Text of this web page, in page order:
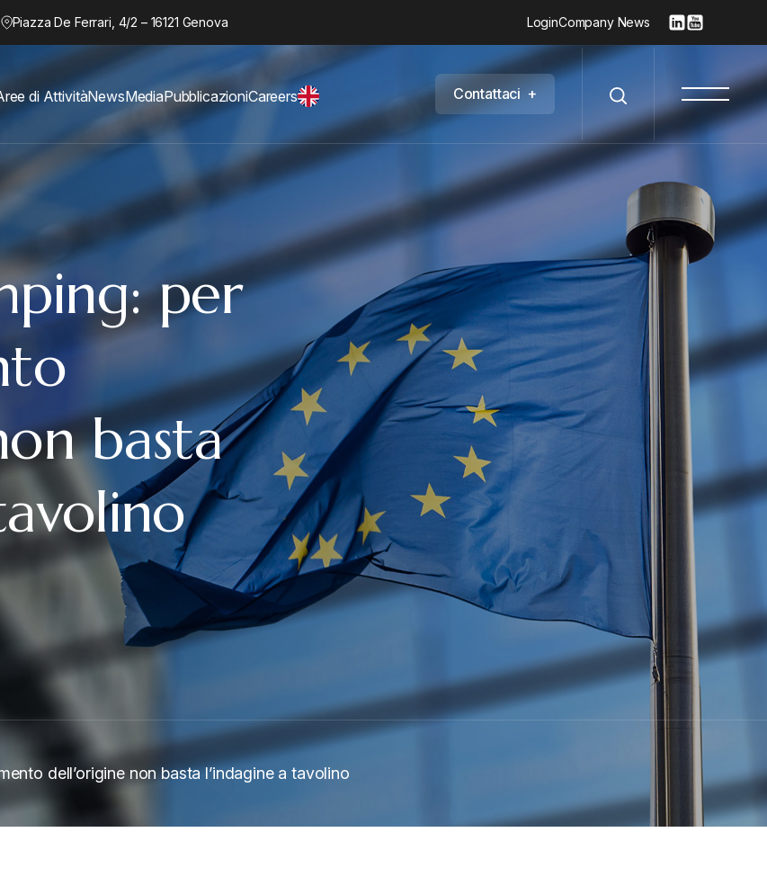
Piazza De Ferrari, 4/2 – 16121 Genova LoginCompany News
di AttivitàNewsMediaPubblicazioniCareers Contattaci +
per
basta
dell’origine non basta l’indagine a tavolino